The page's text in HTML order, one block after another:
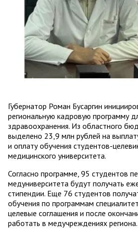
Губернатор Роман Бусаргин
региональную кадровую программу
здравоохранения. Из областного
выделено 23,9 млн рублей на
и оплату обучения студентов-
медицинского университета.
Согласно программе, 95 студентов
медуниверситета будут получать
стипендии. Еще 76 студентов
обучения по программам
целевые соглашения и после
работать в медучреждениях региона.